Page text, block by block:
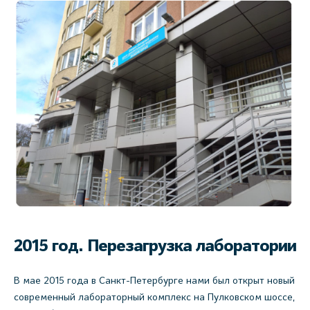
2015 год. Перезагрузка лаборатории
В мае 2015 года в Санкт-Петербурге нами был открыт новый
современный лабораторный комплекс на Пулковском шоссе,